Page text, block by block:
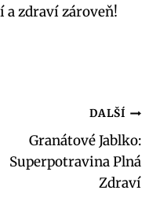
zdraví zároveň!
DALŠÍ
Granátové Jablko:
Superpotravina Plná
Zdraví